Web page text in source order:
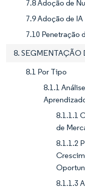
7.8 Adoção de
7.9 Adoção de IA
7.10 Penetração
8. SEGMENTAÇÃO
8.1 Por Tipo
8.1.1
8.1.1.1
de
8.1.1.2
8.1.1.3